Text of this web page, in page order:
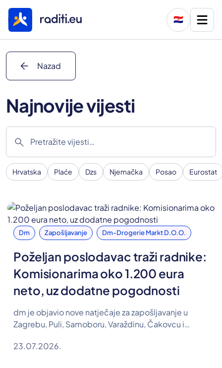
🇭🇷
arrow_back Nazad
Najnovije vijesti
search
Hrvatska Plaće Dzs Njemačka Posao Eurostat
Dm Zapošljavanje Dm-Drogerie Markt D.o.o.
Poželjan poslodavac traži radnike:
Komisionarima oko 1.200 eura
neto, uz dodatne pogodnosti
dm je objavio nove natječaje za zapošljavanje u
Zagrebu, Puli, Samoboru, Varaždinu, Čakovcu i
farmaceutskog tehničara te referenta u Odjelu
23.07.2026.